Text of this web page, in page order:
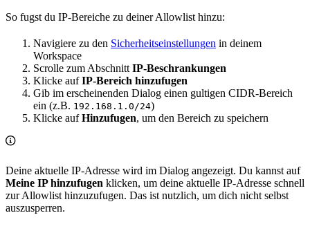
So fugst du IP-Bereiche zu deiner Allowlist hinzu:
Navigiere zu den Sicherheitseinstellungen in deinem
Workspace
Scrolle zum Abschnitt IP-Beschrankungen
Klicke aufIP-Bereich hinzufugen
Gib im erscheinenden Dialog einen gultigen CIDR-Bereich
ein (z.B. 192.168.1.0/24)
Klicke aufHinzufugen, um den Bereich zu speichern
Deine aktuelle IP-Adresse wird im Dialog angezeigt. Du kannst auf
Meine IP hinzufugen klicken, um deine aktuelle IP-Adresse schnell
zur Allowlist hinzuzufugen. Das ist nutzlich, um dich nicht selbst
auszusperren.